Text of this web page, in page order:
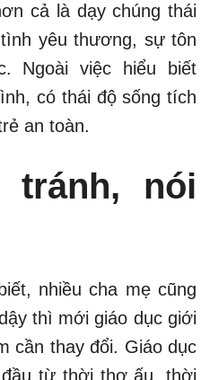
cả là dạy chúng thái
yêu thương, sự tôn
Ngoài việc hiểu biết
có thái độ sống tích
an toàn.
tránh, nói
nhiều cha mẹ cũng
thì mới giáo dục giới
cần thay đổi. Giáo dục
từ thời thơ ấu, thời